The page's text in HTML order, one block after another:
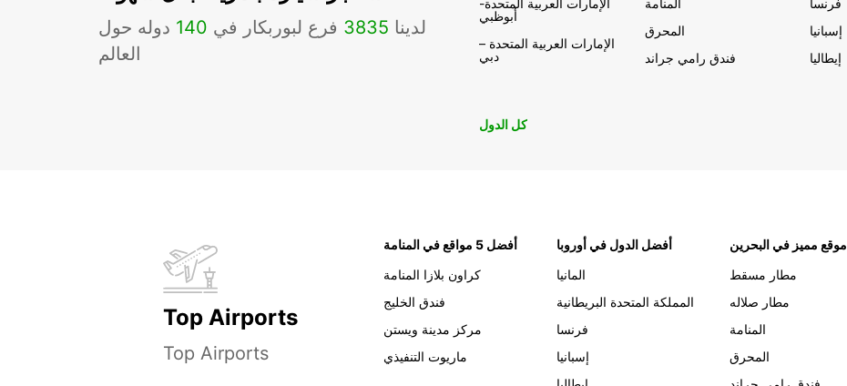
لدينا 3835 فرع لبوربكار في 140 دوله حول
العالم
الإمارات العربية المتحدة-
أبوظبي
الإمارات العربية المتحدة –
دبي
المنامة
المحرق
فندق رامي جراند
فرنسا
إسبانيا
إيطاليا
كل الدول
Top Airports
Top Airports
أفضل 5 مواقع في المنامة
كراون بلازا المنامة
فندق الخليج
مركز مدينة ويستن
ماريوت التنفيذي
أفضل الدول في أوروبا
المانيا
المملكة المتحدة البريطانية
فرنسا
إسبانيا
موقع مميز في البحرين
مطار مسقط
مطار صلاله
المنامة
المحرق